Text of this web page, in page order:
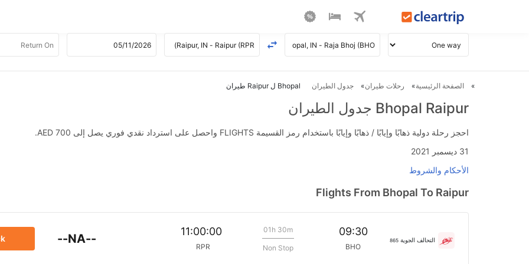
الصفحة الرئيسية رحلات طيران جدول الطيران Bhopal ل Raipur طيران
Bhopal Raipur جدول الطيران
احجز رحلة دولية ذهابًا وإيابًا / ذهابًا وإيابًا باستخدام رمز القسيمة FLIGHTS واحصل على استرداد نقدي فوري يصل إلى AED 700.
31 ديسمبر 2021
الأحكام والشروط
Flights From Bhopal To Raipur
التحالف الجوية 865
09:30
BHO
01h 30m
Non Stop
11:00:00
RPR
--NA--